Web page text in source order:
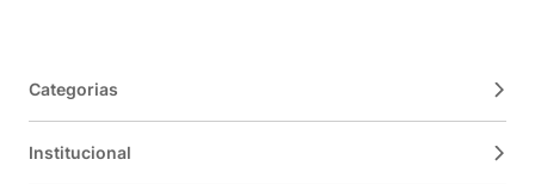
Categorias
Institucional